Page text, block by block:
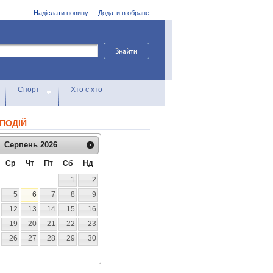
Додати в обране
Надіслати новину
Спорт Хто є хто
Серпень 2026
Ср Чт Пт Сб
Нд
1
2
5 6 7 8
9
12 13 14 15
16
19 20 21 22
23
26 27 28 29
30